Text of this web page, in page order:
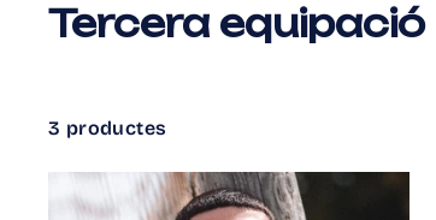
Tercera
3 productes